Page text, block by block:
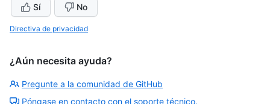
Sí No
Directiva de privacidad
¿Aún necesita ayuda?
Pregunte a la comunidad de GitHub
Póngase en contacto con el soporte técnico.